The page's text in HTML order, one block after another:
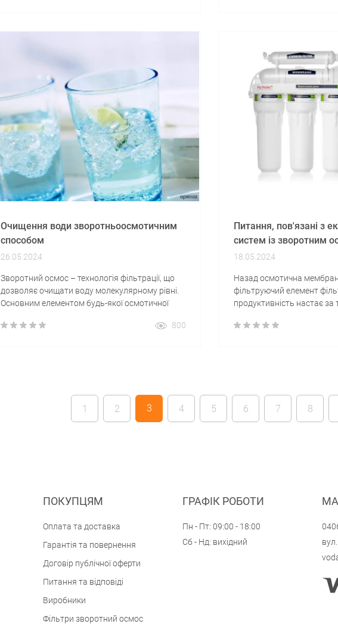
води, і що впливає на частоту їхньої заміни.
здоров'я.
Очищення води зворотньоосмотичним
способом
26.05.2024
Зворотний осмос – технологія фільтрації, що
дозволяє очищати воду молекулярному рівні.
Основним елементом будь-якої осмотичної
напівпроникного матеріалу. Фізичні
800
Питання, пов'язані з
систем із зворотним
18.05.2024
Назад осмотична
фільтруючий елемент
продуктивність настає
тиску відображається
1 2 3 4 5 6 7 8
ПОКУПЦЯМ
Оплата та доставка
Гарантія та повернення
Договір публічної оферти
Питання та відповіді
Виробники
Фільтри зворотний осмос
ГРАФІК РОБОТИ
Пн - Пт: 09:00 - 18:00
Сб - Нд: вихідний